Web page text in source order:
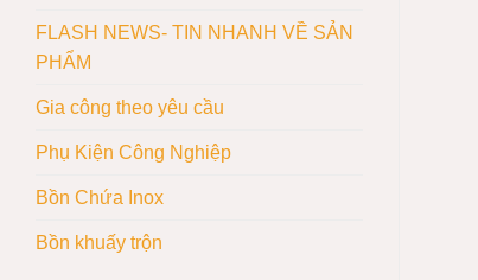
FLASH NEWS- TIN NHANH VỀ SẢN
PHẨM
Gia công theo yêu cầu
Phụ Kiện Công Nghiệp
Bồn Chứa Inox
Bồn khuấy trộn